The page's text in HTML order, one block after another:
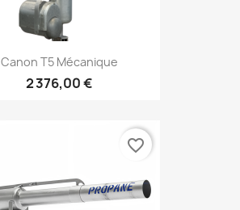
Canon T5 Mécanique
2 376,00 €
favorite_border